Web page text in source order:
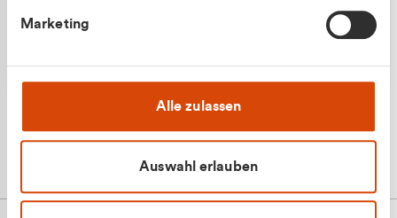
Marketing
Alle zulassen
Auswahl erlauben